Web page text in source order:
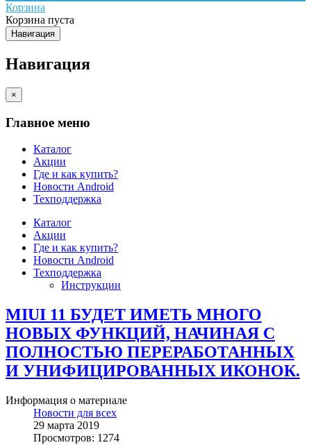
Корзина
Корзина пуста
Навигация
Навигация
×
Главное меню
Каталог
Акции
Где и как купить?
Новости Android
Техподдержка
Каталог
Акции
Где и как купить?
Новости Android
Техподдержка
Инструкции
MIUI 11 БУДЕТ ИМЕТЬ МНОГО
НОВЫХ ФУНКЦИЙ, НАЧИНАЯ С
ПОЛНОСТЬЮ ПЕРЕРАБОТАННЫХ
И УНИФИЦИРОВАННЫХ ИКОНОК.
Информация о материале
Новости для всех
29 марта 2019
Просмотров: 1274